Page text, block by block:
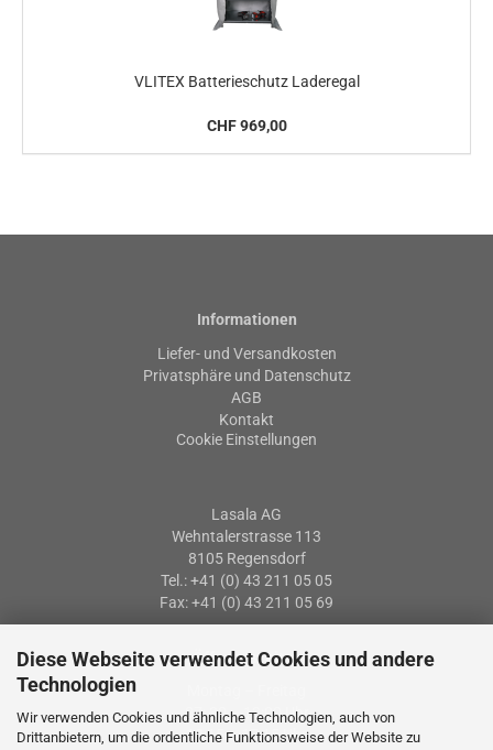
Diese Webseite verwendet Cookies und andere
Technologien
Wir verwenden Cookies und ähnliche Technologien, auch von
Drittanbietern, um die ordentliche Funktionsweise der Website zu
VLITEX Batterieschutz Laderegal
CHF 969,00
Informationen
Liefer- und Versandkosten
Privatsphäre und Datenschutz
AGB
Kontakt
Cookie Einstellungen
Lasala AG
Wehntalerstrasse 113
8105 Regensdorf
Tel.: +41 (0) 43 211 05 05
Fax: +41 (0) 43 211 05 69
Öffnungszeiten
07: 30 – 12:00 Uhr
13:15 – 17:15 Uhr